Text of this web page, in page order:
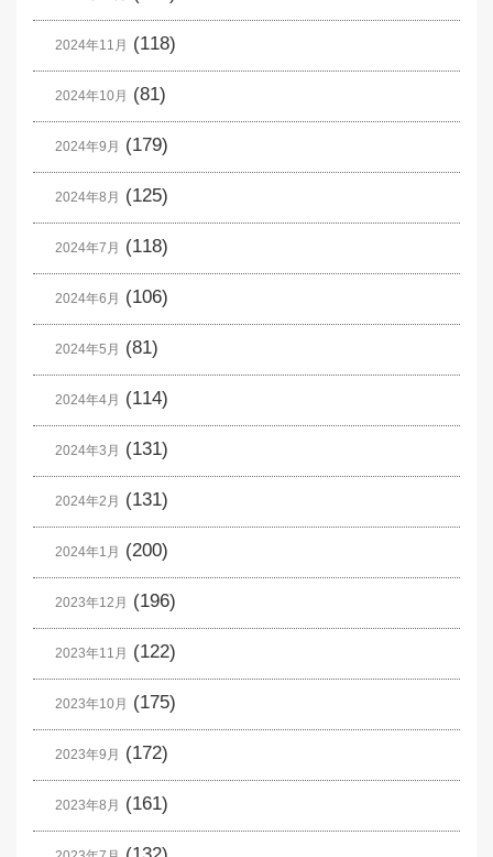
2024年11月 (118)
2024年10月 (81)
2024年9月 (179)
2024年8月 (125)
2024年7月 (118)
2024年6月 (106)
2024年5月 (81)
2024年4月 (114)
2024年3月 (131)
2024年2月 (131)
2024年1月 (200)
2023年12月 (196)
2023年11月 (122)
2023年10月 (175)
2023年9月 (172)
2023年8月 (161)